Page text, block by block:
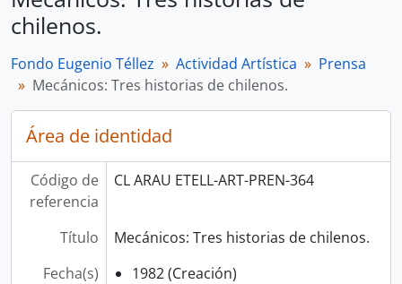
chilenos.
Fondo Eugenio Téllez Actividad Artística
Prensa
Mecánicos: Tres historias de chilenos.
Área de identidad
Código de
referencia
CL ARAU ETELL-ART-PREN-364
Título
Mecánicos: Tres historias de chilenos.
Fecha(s)
1982 (Creación)